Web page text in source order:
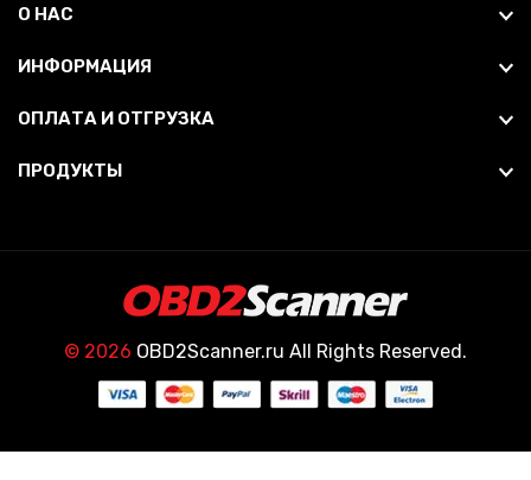
О НАС
ИНФОРМАЦИЯ
ОПЛАТА И ОТГРУЗКА
ПРОДУКТЫ
© 2026 OBD2Scanner.ru All Rights Reserved.